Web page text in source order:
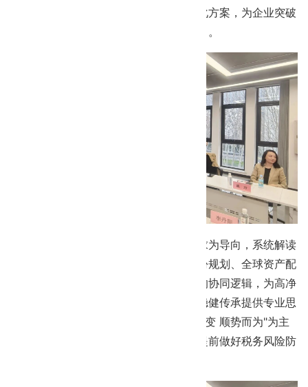
径、认证难点、风险规避策略及成本优化方案，为企业突破
欧洲市场准入壁垒提供可落地的实操指引。
世翱家族办公室创始人戴玲，以客户需求为导向，系统解读
全闭环财富管理解决方案，阐释国际身份规划、全球资产配
置、家族信托设立等六大核心服务板块的协同逻辑，为高净
值人群实现家族资产全球化合规布局与稳健传承提供专业思
路。 中瑞岳华税咖董事长高幸以"察势知变 顺势而为"为主
题，解读企业税务合规要求，助力企业提前做好税务风险防